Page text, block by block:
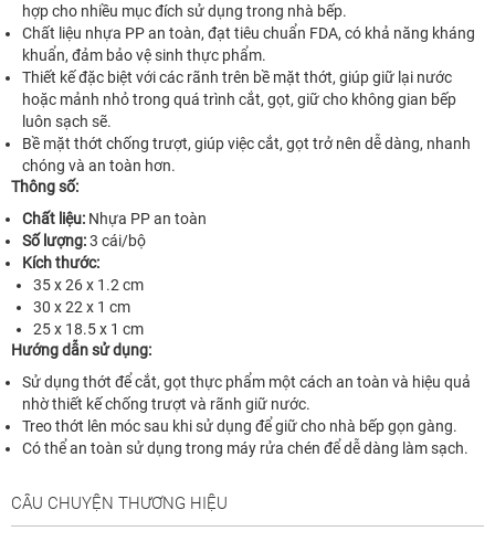
hợp cho nhiều mục đích sử dụng trong nhà bếp.
Chất liệu nhựa PP an toàn, đạt tiêu chuẩn FDA, có khả năng kháng
khuẩn, đảm bảo vệ sinh thực phẩm.
Thiết kế đặc biệt với các rãnh trên bề mặt thớt, giúp giữ lại nước
hoặc mảnh nhỏ trong quá trình cắt, gọt, giữ cho không gian bếp
luôn sạch sẽ.
Bề mặt thớt chống trượt, giúp việc cắt, gọt trở nên dễ dàng, nhanh
chóng và an toàn hơn.
Thông số:
Chất liệu: Nhựa PP an toàn
Số lượng:3 cái/bộ
Kích thước:
35 x 26 x 1.2 cm
30 x 22 x 1 cm
25 x 18.5 x 1 cm
Hướng dẫn sử dụng:
Sử dụng thớt để cắt, gọt thực phẩm một cách an toàn và hiệu quả
nhờ thiết kế chống trượt và rãnh giữ nước.
Treo thớt lên móc sau khi sử dụng để giữ cho nhà bếp gọn gàng.
Có thể an toàn sử dụng trong máy rửa chén để dễ dàng làm sạch.
CÂU CHUYỆN THƯƠNG HIỆU